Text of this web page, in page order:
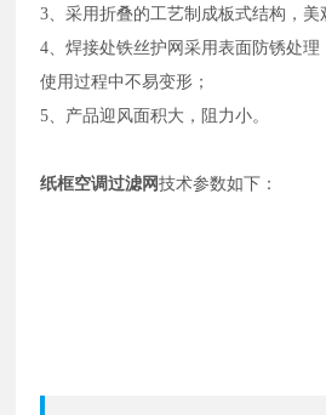
3、采用折叠的工艺制成板式结构，美
4、焊接处铁丝护网采用表面防锈处理
使用过程中不易变形；
5 、产品迎风面积大，阻力小。
纸框空调过滤网技术参数如下：